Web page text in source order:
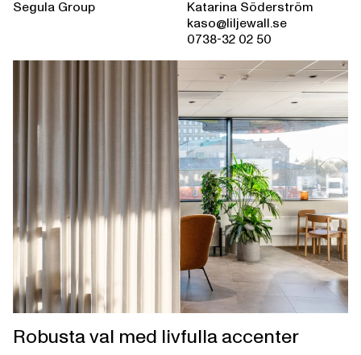
Segula Group
Katarina Söderström
kaso@liljewall.se
0738-32 02 50
Robusta val med livfulla accenter